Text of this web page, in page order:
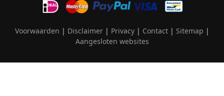
Voorwaarden | Disclaimer| Privacy| Contact| Sitemap |
Aangesloten websites